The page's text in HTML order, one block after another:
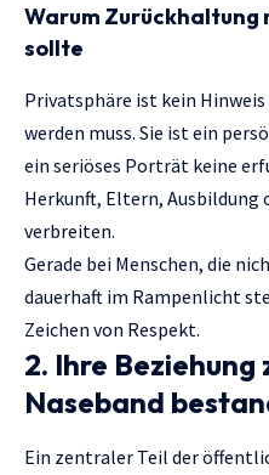
Warum
sollte
Privatsphäre ist kein
werden muss. Sie ist ein
ein seriöses Porträt keine
Herkunft, Eltern, Ausbildung
verbreiten.
Gerade bei Menschen, die
dauerhaft im Rampenlicht
Zeichen von Respekt.
2. Ihre Beziehung
Naseband
Ein zentraler Teil der